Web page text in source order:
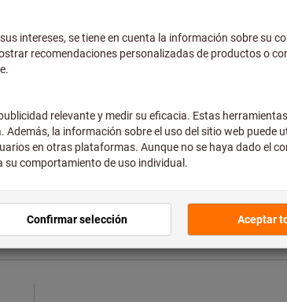
22,15 €
más IVA en la tarifa actualGastos de envío no
más IVA en la tarifa actual
Gastos de envío no
incluidos